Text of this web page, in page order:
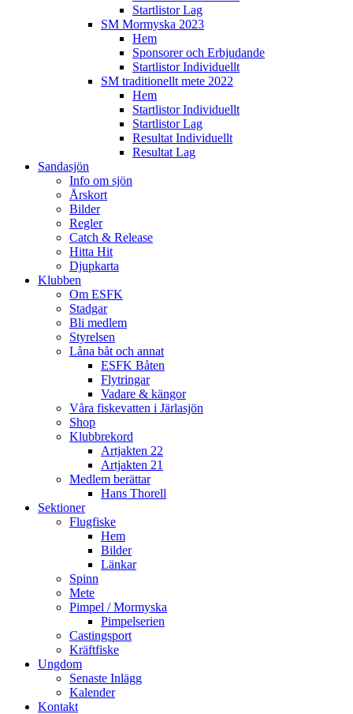
Startlistor Lag
SM Mormyska 2023
Hem
Sponsorer och Erbjudande
Startlistor Individuellt
SM traditionellt mete 2022
Hem
Startlistor Individuellt
Startlistor Lag
Resultat Individuellt
Resultat Lag
Sandasjön
Info om sjön
Årskort
Bilder
Regler
Catch & Release
Hitta Hit
Djupkarta
Klubben
Om ESFK
Stadgar
Bli medlem
Styrelsen
Låna båt och annat
ESFK Båten
Flytringar
Vadare & kängor
Våra fiskevatten i Järlasjön
Shop
Klubbrekord
Artjakten 22
Artjakten 21
Medlem berättar
Hans Thorell
Sektioner
Flugfiske
Hem
Bilder
Länkar
Spinn
Mete
Pimpel / Mormyska
Pimpelserien
Castingsport
Kräftfiske
Ungdom
Senaste Inlägg
Kalender
Kontakt